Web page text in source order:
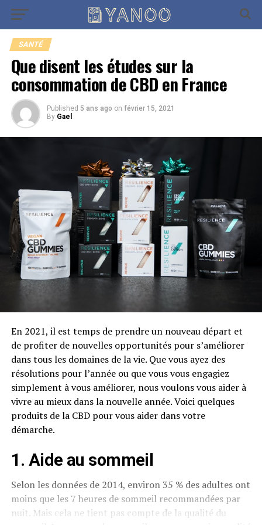
SANTÉ
Que disent les études sur la
consommation de CBD en France
Published 5 ans ago on février 15, 2021
By Gael
En 2021, il est temps de prendre un nouveau départ et
de profiter de nouvelles opportunités pour s’améliorer
dans tous les domaines de la vie. Que vous ayez des
résolutions pour l’année ou que vous vous engagiez
simplement à vous améliorer, nous voulons vous aider à
vivre au mieux dans la nouvelle année. Voici quelques
produits de la CBD pour vous aider dans votre
démarche.
1. Aide au sommeil
Selon les données de 2014, environ 35 % des adultes ont
moins que les 7 heures de sommeil recommandées par
nuit. Mais cela ne tient pas compte de la qualité du
Go to mobile version